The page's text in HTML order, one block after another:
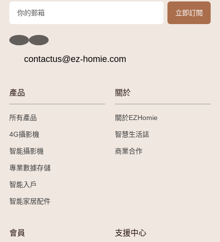
contactus@ez-homie.com
產品
所有產品
4G攝影機
智能攝影機
專業數據存儲
智能入戶
智能家居配件
關於
關於EZHomie
智慧生活誌
商業合作
會員 支援中心